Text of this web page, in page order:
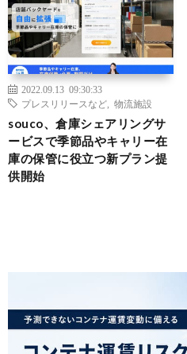
2022.09.13 09:30:33
プレスリリースなど
物流施設
souco、倉庫シェアリングサ
ービスで季節品やキャリー在
庫の保管に役立つ新プラン提
供開始